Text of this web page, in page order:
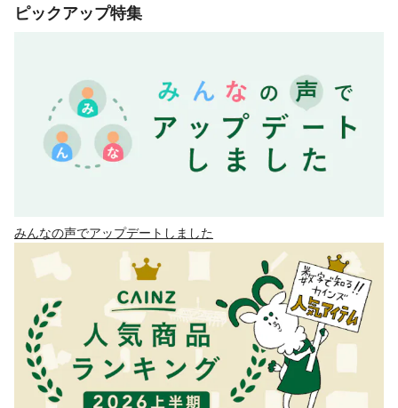
ピックアップ特集
みんなの声でアップデートしました